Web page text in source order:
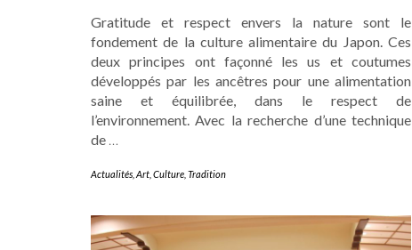
Gratitude et respect envers la nature sont le
fondement de la culture alimentaire du Japon. Ces
deux principes ont façonné les us et coutumes
développés par les ancêtres pour une alimentation
saine et équilibrée, dans le respect de
l’environnement. Avec la recherche d’une technique
de
Actualités Art Culture Tradition